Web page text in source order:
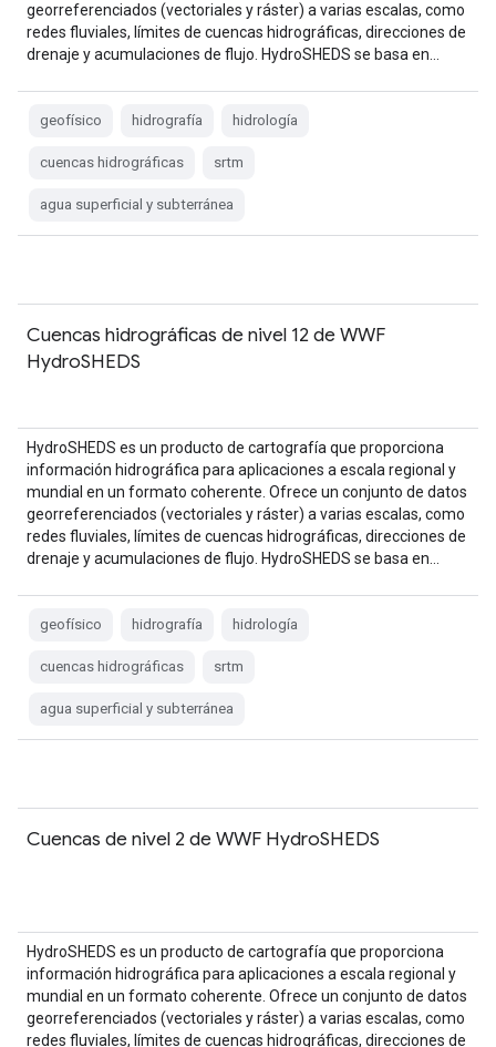
georreferenciados (vectoriales y ráster) a varias escalas, como
redes fluviales, límites de cuencas hidrográficas, direcciones de
drenaje y acumulaciones de flujo. HydroSHEDS se basa en…
geofísico hidrografía hidrología
cuencas hidrográficas srtm
agua superficial y subterránea
Cuencas hidrográficas de nivel 12 de WWF
HydroSHEDS
HydroSHEDS es un producto de cartografía que proporciona
información hidrográfica para aplicaciones a escala regional y
mundial en un formato coherente. Ofrece un conjunto de datos
georreferenciados (vectoriales y ráster) a varias escalas, como
redes fluviales, límites de cuencas hidrográficas, direcciones de
drenaje y acumulaciones de flujo. HydroSHEDS se basa en…
geofísico hidrografía hidrología
cuencas hidrográficas srtm
agua superficial y subterránea
Cuencas de nivel 2 de WWF HydroSHEDS
HydroSHEDS es un producto de cartografía que proporciona
información hidrográfica para aplicaciones a escala regional y
mundial en un formato coherente. Ofrece un conjunto de datos
georreferenciados (vectoriales y ráster) a varias escalas, como
redes fluviales, límites de cuencas hidrográficas, direcciones de